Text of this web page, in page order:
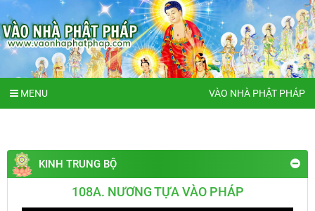
MENU VÀO NHÀ PHẬT PHÁP
KINH TRUNG BỘ
108A. NƯƠNG TỰA VÀO PHÁP